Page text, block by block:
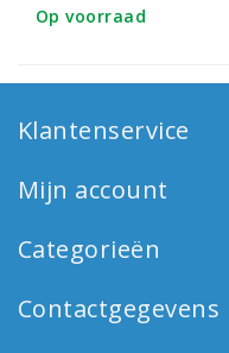
Op voorraad
Klantenservice
Mijn account
Categorieën
Contactgegevens